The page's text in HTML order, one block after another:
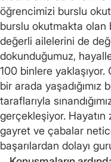
öğrencimizi burslu
burslu okutmakta olan
değerli ailelerini de
dokunduğumuz,
100 binlere yaklaşıyor.
bir arada yaşadığımız
taraflarıyla
gerçekleşiyor. Hayatın
gayret ve çabalar
başarılardan dolayı